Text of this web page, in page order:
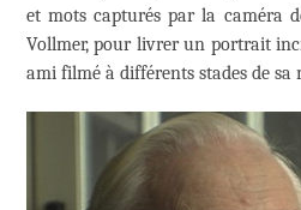
et mots capturés par la caméra
Vollmer, pour livrer un portrait
ami filmé à différents stades de sa